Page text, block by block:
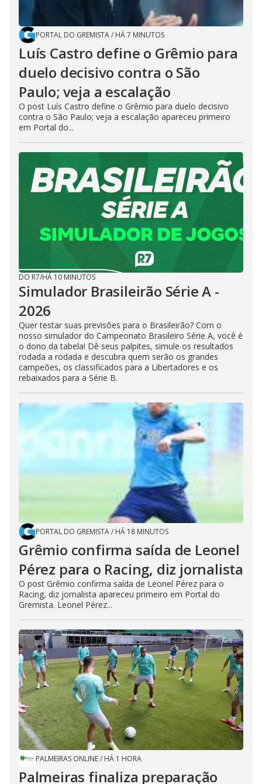
PORTAL DO GREMISTA/ HÁ 7 MINUTOS
Luís Castro define o Grêmio para
duelo decisivo contra o São
Paulo; veja a escalação
O post Luís Castro define o Grêmio para duelo decisivo
contra o São Paulo; veja a escalação apareceu primeiro
em Portal do...
DO R7/HÁ 10 MINUTOS
Simulador Brasileirão Série A -
2026
Quer testar suas previsões para o Brasileirão? Com o
nosso simulador do Campeonato Brasileiro Série A, você é
o dono da tabela! Dê seus palpites, simule os resultados
rodada a rodada e descubra quem serão os grandes
campeões, os classificados para a Libertadores e os
rebaixados para a Série B.
PORTAL DO GREMISTA/ HÁ 18 MINUTOS
Grêmio confirma saída de Leonel
Pérez para o Racing, diz jornalista
O post Grêmio confirma saída de Leonel Pérez para o
Racing, diz jornalista apareceu primeiro em Portal do
Gremista. Leonel Pérez...
PALMEIRAS ONLINE/ HÁ 1 HORA
Palmeiras finaliza preparação